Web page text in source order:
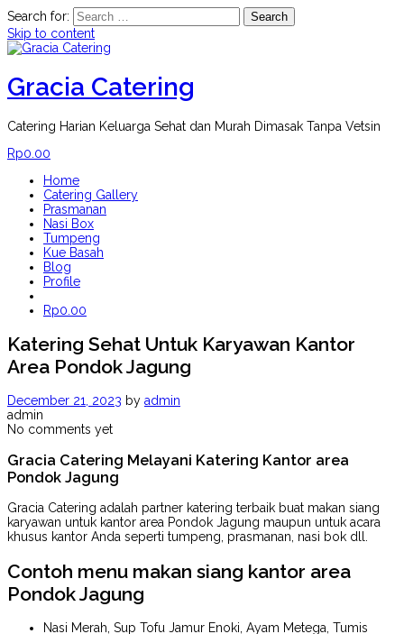
Search for:
Skip to content
Gracia Catering
Catering Harian Keluarga Sehat dan Murah Dimasak Tanpa Vetsin
Rp0.00
Home
Catering Gallery
Prasmanan
Nasi Box
Tumpeng
Kue Basah
Blog
Profile
Rp0.00
Katering Sehat Untuk Karyawan Kantor
Area Pondok Jagung
December 21, 2023 by admin
admin
No comments yet
Gracia Catering Melayani Katering Kantor area
Pondok Jagung
Gracia Catering adalah partner katering terbaik buat makan siang
karyawan untuk kantor area Pondok Jagung maupun untuk acara
khusus kantor Anda seperti tumpeng, prasmanan, nasi bok dll.
Contoh menu makan siang kantor area
Pondok Jagung
Nasi Merah, Sup Tofu Jamur Enoki, Ayam Metega, Tumis